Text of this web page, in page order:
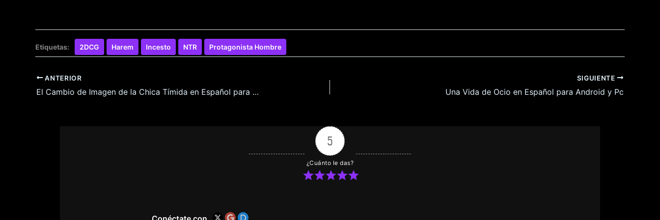
Etiquetas: 2DCG Harem Incesto NTR Protagonista Hombre
ANTERIOR
El Cambio de Imagen de la Chica Tímida en Español para Android y Pc
SIGUIENTE
Una Vida de Ocio en Español para Android y Pc
5
¿Cuánto le das?